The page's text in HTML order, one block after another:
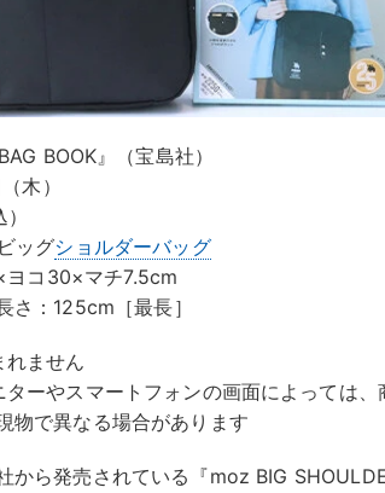
BOOK』（宝島社）
木）
ッグショルダーバッグ
ヨコ30×マチ7.5cm
さ：125cm［最長］
れません
ーやスマートフォンの画面によっては、
物で異なる場合があります
から発売されている『moz BIG